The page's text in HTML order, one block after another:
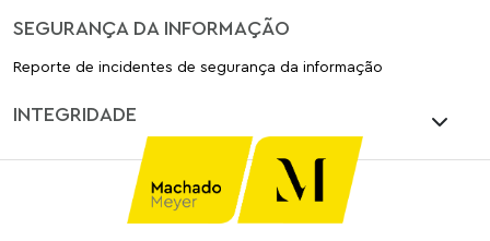
SEGURANÇA DA INFORMAÇÃO
Reporte de incidentes de segurança da informação
INTEGRIDADE